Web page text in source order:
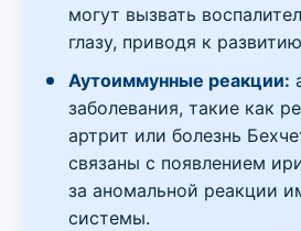
могут вызвать
глазу, приводя к
Аутоиммунные реакции:
заболевания, такие как
артрит или болезнь
связаны с появлением
за аномальной реакции
системы.